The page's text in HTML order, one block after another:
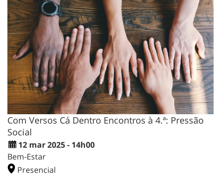
Com Versos Cá Dentro Encontros à 4.ª: Pressão
Social
12 mar 2025 - 14h00
Bem-Estar
Presencial